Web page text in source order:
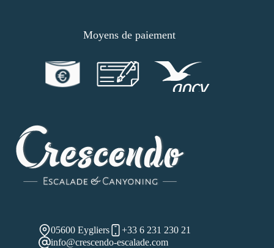
Moyens de paiement
05600 Eygliers
+33 6 231 230 21
info@crescendo-escalade.com